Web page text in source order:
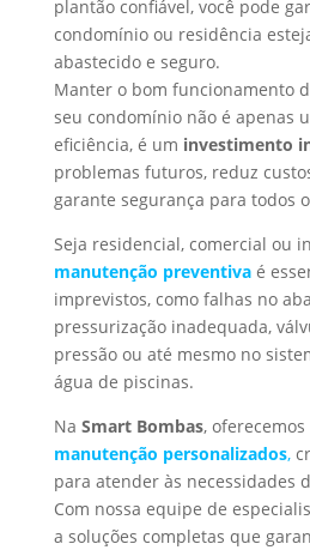
plantão confiável, você pode
condomínio ou residência
abastecido e seguro.
Manter o bom funcionamento
seu condomínio não é apenas
eficiência, é um investimento
problemas futuros, reduz
garante segurança para todos
Seja residencial, comercial ou
manutenção preventivaé
imprevistos, como falhas no
pressurização inadequada,
pressão ou até mesmo no
água de piscinas.
Na Smart Bombas, oferecemos
manutenção personalizados,
para atender às necessidades
Com nossa equipe de
a soluções completas que